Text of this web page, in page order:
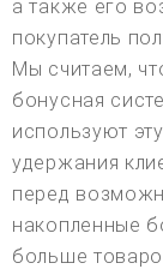
а также его
покупатель
Мы считаем,
бонусная
используют
удержания
перед
накопленные
больше